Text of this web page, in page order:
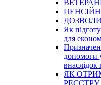
ДОЗВОЛИ
Як
для
допомоги
внаслідок
ЯК
РЕЄСТРУ